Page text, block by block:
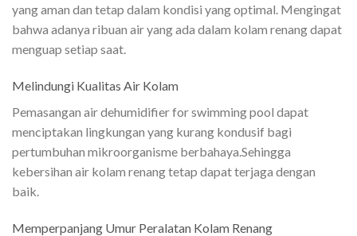
yang aman dan tetap dalam kondisi yang optimal. Mengingat
bahwa adanya ribuan air yang ada dalam kolam renang dapat
menguap setiap saat.
Melindungi Kualitas Air Kolam
Pemasangan air dehumidifier for swimming pool dapat
menciptakan lingkungan yang kurang kondusif bagi
pertumbuhan mikroorganisme berbahaya.Sehingga
kebersihan air kolam renang tetap dapat terjaga dengan
baik.
Memperpanjang Umur Peralatan Kolam Renang